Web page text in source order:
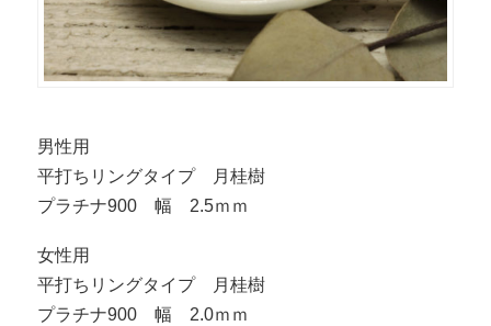
男性用
平打ちリングタイプ 月桂樹
プラチナ900 幅 2.5ｍｍ
女性用
平打ちリングタイプ 月桂樹
プラチナ900 幅 2.0ｍｍ